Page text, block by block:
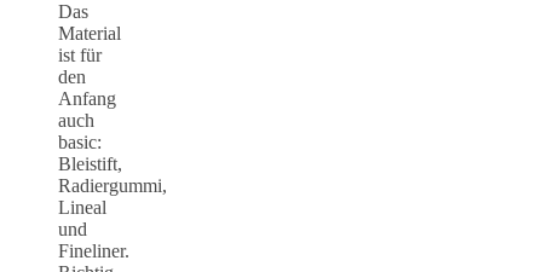
Das
Material
ist für
den
Anfang
auch
basic:
Bleistift,
Radiergummi,
Lineal
und
Fineliner.